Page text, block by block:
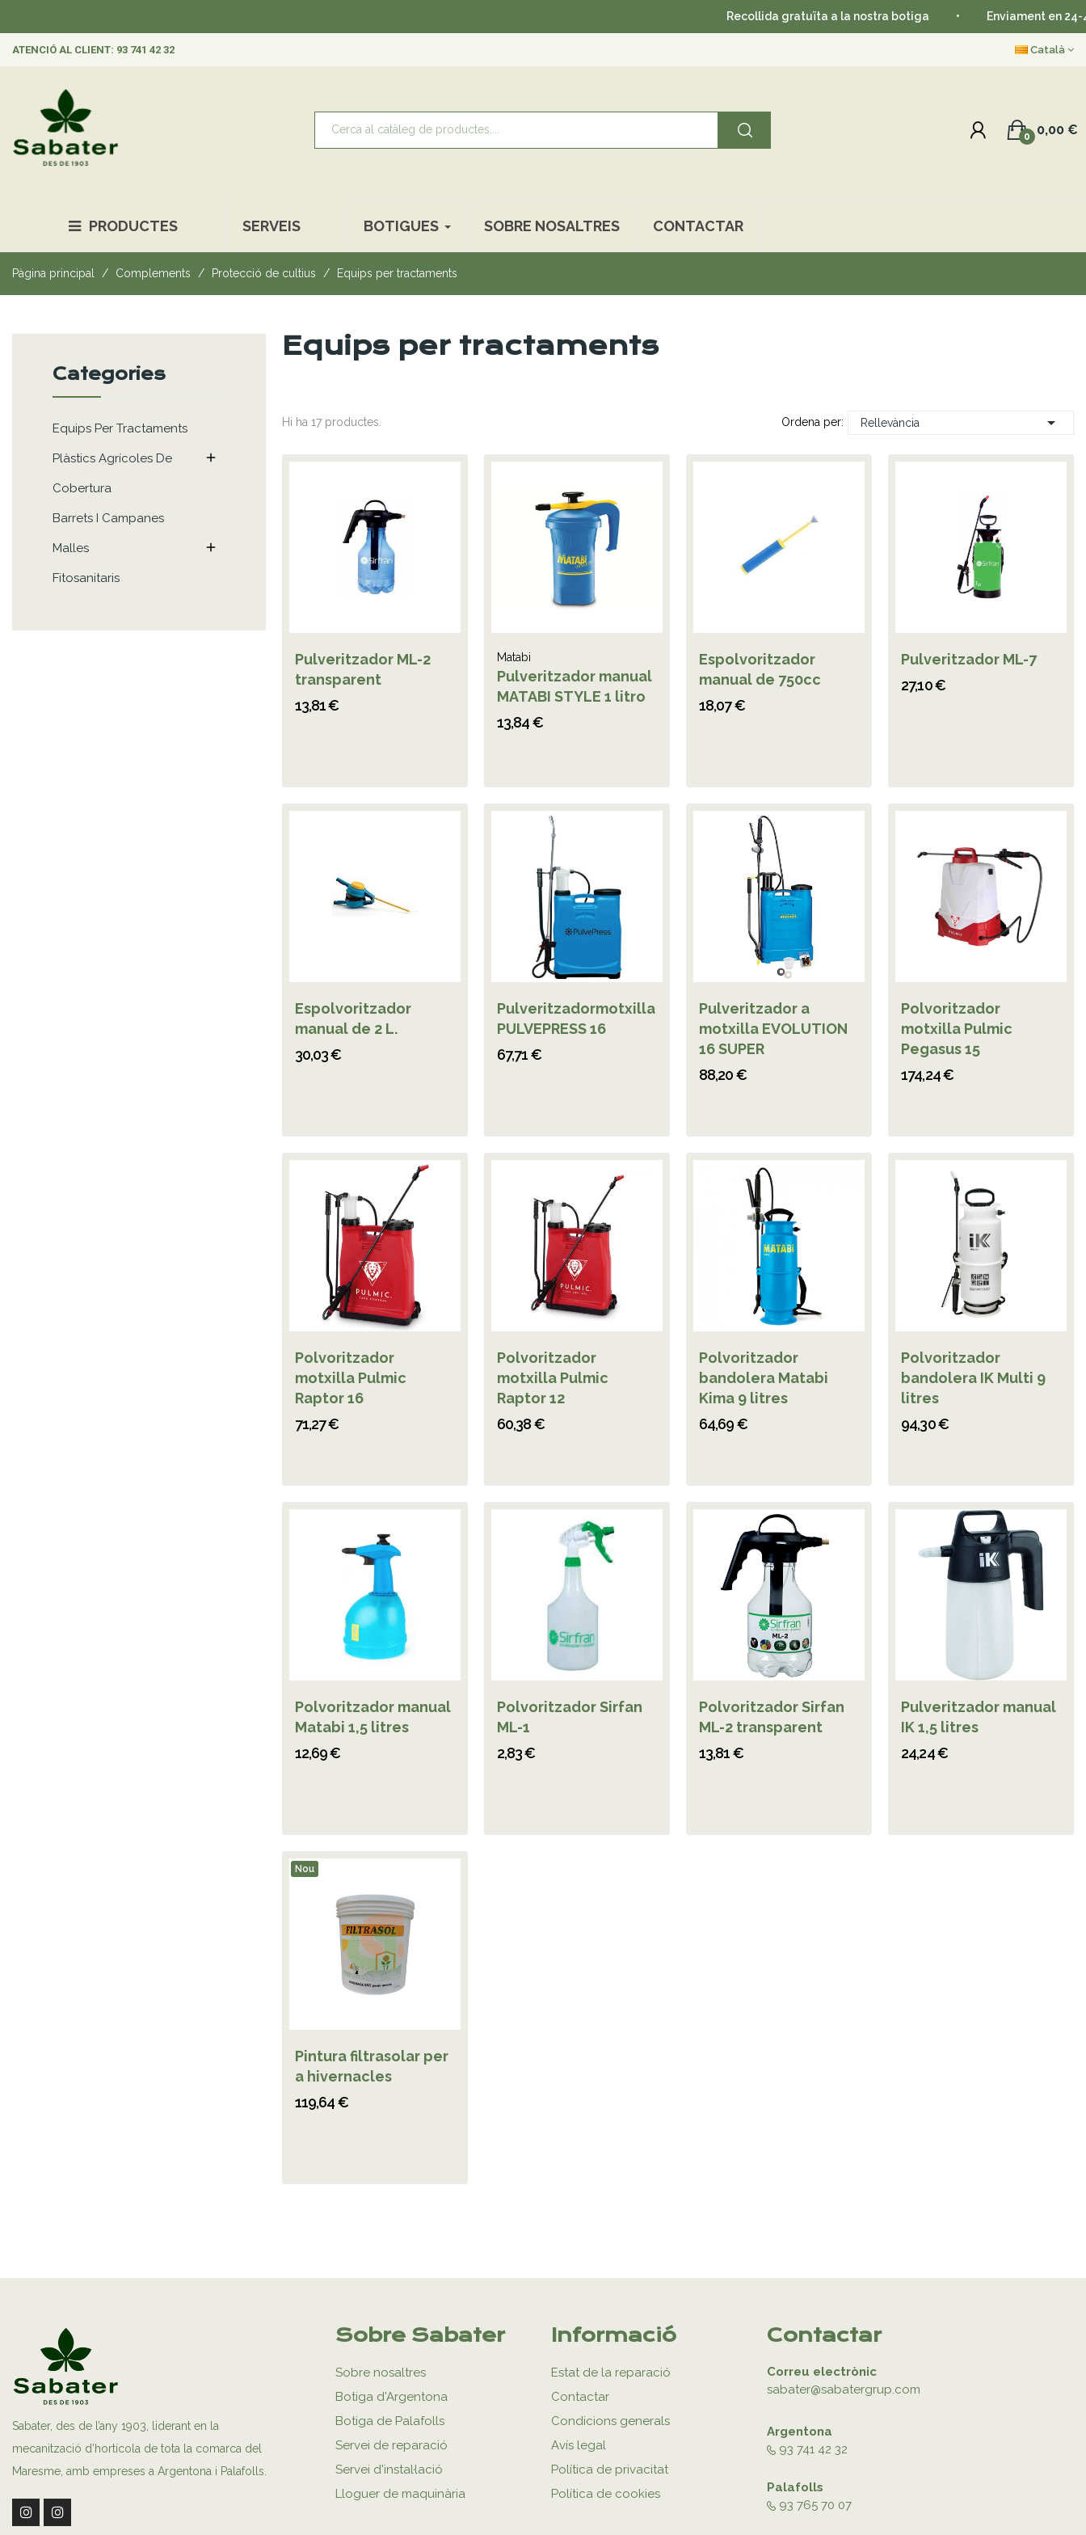
Recollida gratuïta a la nostra botiga • Enviament en 24-48 hores
ATENCIÓ AL CLIENT: 93 741 42 32 Català
0,00 €
0
PRODUCTES SERVEIS BOTIGUES SOBRE NOSALTRES CONTACTAR
Pàgina principal Complements Protecció de cultius Equips per tractaments
Categories
Equips Per Tractaments
Plàstics Agrícoles De
Cobertura

Barrets I Campanes
Malles 
Fitosanitaris
Equips per tractaments
Hi ha 17 productes. Ordena per: Rellevància 
Pulveritzador ML-2
transparent
13,81 €
Matabi
Pulveritzador manual
MATABI STYLE 1 litro
13,84 €
Espolvoritzador
manual de 750cc
18,07 €
Pulveritzador ML-7
27,10 €
Espolvoritzador
manual de 2 L.
30,03 €
Pulveritzadormotxilla
PULVEPRESS 16
67,71 €
Pulveritzador a
motxilla EVOLUTION
16 SUPER
88,20 €
Polvoritzador
motxilla Pulmic
Pegasus 15
174,24 €
Polvoritzador
motxilla Pulmic
Raptor 16
71,27 €
Polvoritzador
motxilla Pulmic
Raptor 12
60,38 €
Polvoritzador
bandolera Matabi
Kima 9 litres
64,69 €
Polvoritzador
bandolera IK Multi 9
litres
94,30 €
Polvoritzador manual
Matabi 1,5 litres
12,69 €
Polvoritzador Sirfan
ML-1
2,83 €
Polvoritzador Sirfan
ML-2 transparent
13,81 €
Pulveritzador manual
IK 1,5 litres
24,24 €
Nou
Pintura filtrasolar per
a hivernacles
119,64 €
Sabater, des de l’any 1903, liderant en la
mecanització d’hortícola de tota la comarca del
Maresme, amb empreses a Argentona i Palafolls.
Sobre Sabater
Sobre nosaltres
Botiga d'Argentona
Botiga de Palafolls
Servei de reparació
Servei d'instal·lació
Lloguer de maquinària
Informació
Estat de la reparació
Contactar
Condicions generals
Avís legal
Política de privacitat
Política de cookies
Contactar
Correu electrònic
sabater@sabatergrup.com
Argentona
93 741 42 32
Palafolls
93 765 70 07